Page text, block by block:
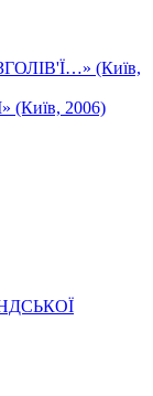
(Київ,
(Київ, 2006)